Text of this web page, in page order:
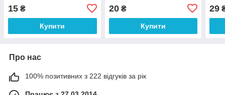
15 ₴
Купити
20₴
Купити
29
Про нас
100% позитивних з 222 відгуків за рік